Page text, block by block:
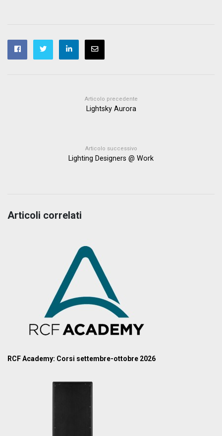
Articolo precedente
Lightsky Aurora
Articolo successivo
Lighting Designers @ Work
Articoli correlati
RCF Academy: Corsi settembre-ottobre 2026